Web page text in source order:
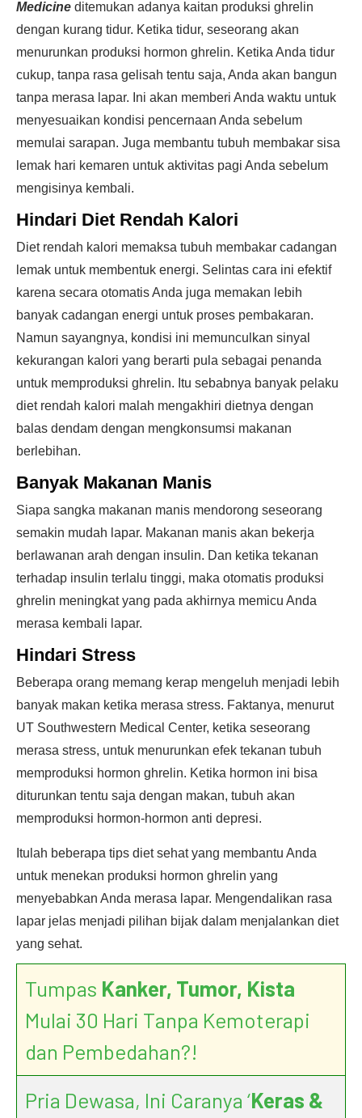
Medicine ditemukan adanya kaitan produksi ghrelin
dengan kurang tidur. Ketika tidur, seseorang akan
menurunkan produksi hormon ghrelin. Ketika Anda tidur
cukup, tanpa rasa gelisah tentu saja, Anda akan bangun
tanpa merasa lapar. Ini akan memberi Anda waktu untuk
menyesuaikan kondisi pencernaan Anda sebelum
memulai sarapan. Juga membantu tubuh membakar sisa
lemak hari kemaren untuk aktivitas pagi Anda sebelum
mengisinya kembali.
Hindari Diet Rendah Kalori
Diet rendah kalori memaksa tubuh membakar cadangan
lemak untuk membentuk energi. Selintas cara ini efektif
karena secara otomatis Anda juga memakan lebih
banyak cadangan energi untuk proses pembakaran.
Namun sayangnya, kondisi ini memunculkan sinyal
kekurangan kalori yang berarti pula sebagai penanda
untuk memproduksi ghrelin. Itu sebabnya banyak pelaku
diet rendah kalori malah mengakhiri dietnya dengan
balas dendam dengan mengkonsumsi makanan
berlebihan.
Banyak Makanan Manis
Siapa sangka makanan manis mendorong seseorang
semakin mudah lapar. Makanan manis akan bekerja
berlawanan arah dengan insulin. Dan ketika tekanan
terhadap insulin terlalu tinggi, maka otomatis produksi
ghrelin meningkat yang pada akhirnya memicu Anda
merasa kembali lapar.
Hindari Stress
Beberapa orang memang kerap mengeluh menjadi lebih
banyak makan ketika merasa stress. Faktanya, menurut
UT Southwestern Medical Center, ketika seseorang
merasa stress, untuk menurunkan efek tekanan tubuh
memproduksi hormon ghrelin. Ketika hormon ini bisa
diturunkan tentu saja dengan makan, tubuh akan
memproduksi hormon-hormon anti depresi.
Itulah beberapa tips diet sehat yang membantu Anda
untuk menekan produksi hormon ghrelin yang
menyebabkan Anda merasa lapar. Mengendalikan rasa
lapar jelas menjadi pilihan bijak dalam menjalankan diet
yang sehat.
Tumpas Kanker, Tumor, Kista
Mulai 30 Hari Tanpa Kemoterapi
dan Pembedahan?!
Pria Dewasa, Ini Caranya ‘Keras &